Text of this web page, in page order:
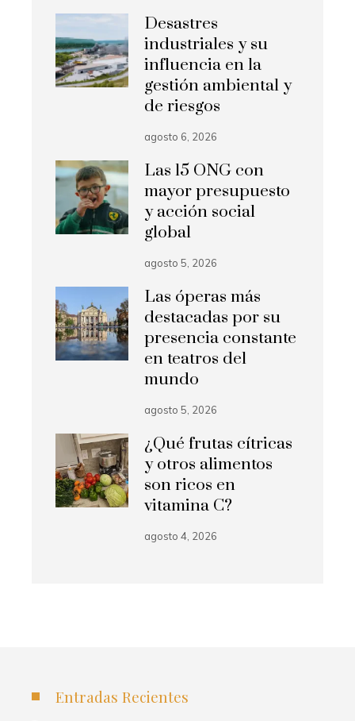
Desastres
industriales y su
influencia en la
gestión ambiental y
de riesgos
agosto 6, 2026
Las 15 ONG con
mayor presupuesto
y acción social
global
agosto 5, 2026
Las óperas más
destacadas por su
presencia constante
en teatros del
mundo
agosto 5, 2026
¿Qué frutas cítricas
y otros alimentos
son ricos en
vitamina C?
agosto 4, 2026
Entradas Recientes